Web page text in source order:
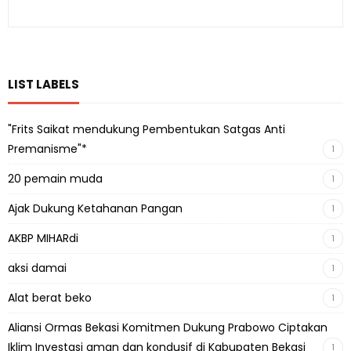
LIST LABELS
"Frits Saikat mendukung Pembentukan Satgas Anti
Premanisme"*
1
20 pemain muda 1
Ajak Dukung Ketahanan Pangan 1
AKBP MIHARdi 1
aksi damai 1
Alat berat beko 1
Aliansi Ormas Bekasi Komitmen Dukung Prabowo Ciptakan
Iklim Investasi aman dan kondusif di Kabupaten Bekasi
1